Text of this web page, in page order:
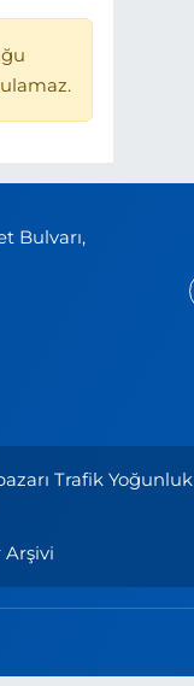
Bulvarı,
Trafik Yoğunluk
Arşivi